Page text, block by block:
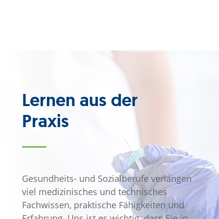
→ Anerkennung im Ausland erworbener
mehr darüber
Lernen aus der
Praxis
Gesundheits- und Sozialberufe verlangen
viel medizinisches und technisches
Fachwissen, praktische Fähigkeiten und